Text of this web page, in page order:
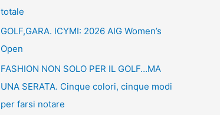
totale
GOLF,GARA. ICYMI: 2026 AIG Women’s
Open
FASHION NON SOLO PER IL GOLF…MA
UNA SERATA. Cinque colori, cinque modi
per farsi notare